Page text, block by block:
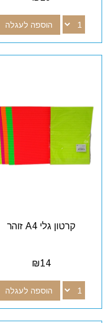
הוספה לעגלה
קרטון גלי A4 זוהר
₪14
הוספה לעגלה